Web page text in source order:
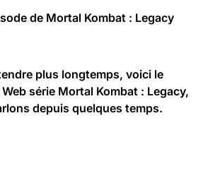
de Mortal Kombat : Legacy
plus longtemps, voici le
série Mortal Kombat : Legacy,
depuis quelques temps.